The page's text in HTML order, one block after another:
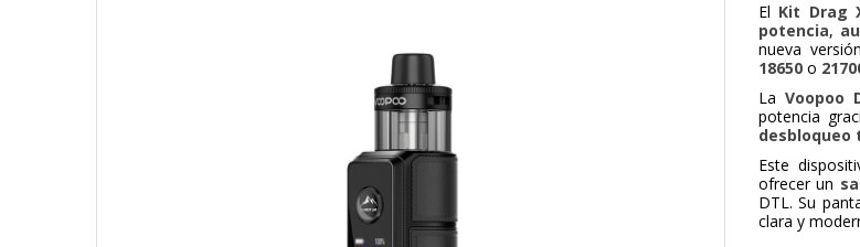
El Kit Drag
potencia,
nueva
18650 o
LaVoopoo
potencia
desbloqueo
Este
ofrecer un
DTL. Su
clara y